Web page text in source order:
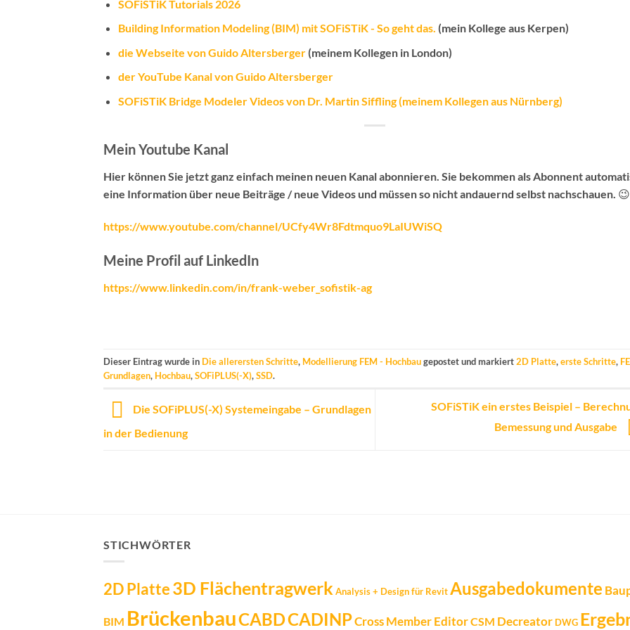
SOFiSTiK Tutorials 2026
Building Information Modeling (BIM) mit SOFiSTiK - So geht das. (mein Kollege aus Kerpen)
die Webseite von Guido Altersberger(meinem Kollegen in London)
der YouTube Kanal von Guido Altersberger
SOFiSTiK Bridge Modeler Videos von Dr. Martin Siffling (meinem Kollegen aus Nürnberg)
Mein Youtube Kanal
Hier können Sie jetzt ganz einfach meinen neuen Kanal abonnieren. Sie bekommen als Abonnent
eine Information über neue Beiträge / neue Videos und müssen so nicht andauernd selbst nachschauen. 😉
https://www.youtube.com/channel/UCfy4Wr8Fdtmquo9LaIUWiSQ
Meine Profil auf LinkedIn
https://www.linkedin.com/in/frank-weber_sofistik-ag
Dieser Eintrag wurde in Die allerersten Schritte, Modellierung FEM - Hochbaugepostet und markiert2D Platte,erste Schritte,
Grundlagen, Hochbau,SOFiPLUS(-X),SSD.
Die SOFiPLUS(-X) Systemeingabe – Grundlagen
in der Bedienung
SOFiSTiK ein erstes Beispiel –
Bemessung und Ausgabe
STICHWÖRTER
2D Platte3D Flächentragwerk Analysis + Design für RevitAusgabedokumente
BIM BrückenbauCABDCADINPCross Member EditorCSM Decreator DWG